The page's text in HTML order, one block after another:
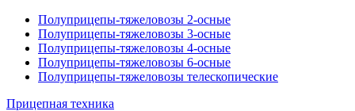
Полуприцепы-тяжеловозы 2-осные
Полуприцепы-тяжеловозы 3-осные
Полуприцепы-тяжеловозы 4-осные
Полуприцепы-тяжеловозы 6-осные
Полуприцепы-тяжеловозы телескопические
Прицепная техника